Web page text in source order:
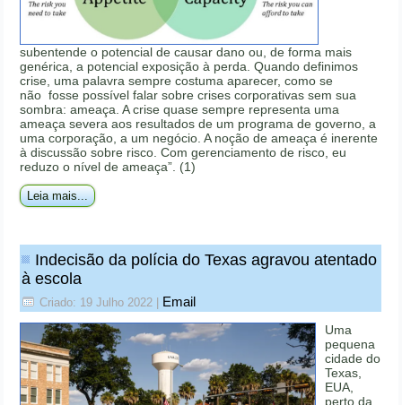
subentende o potencial de causar dano ou, de forma mais
genérica, a potencial exposição à perda. Quando definimos
crise, uma palavra sempre costuma aparecer, como se
não fosse possível falar sobre crises corporativas sem sua
sombra: ameaça. A crise quase sempre representa uma
ameaça severa aos resultados de um programa de governo, a
uma corporação, a um negócio. A noção de ameaça é inerente
à discussão sobre risco. Com gerenciamento de risco, eu
reduzo o nível de ameaça”. (1)
Leia mais...
Indecisão da polícia do Texas agravou atentado
à escola
Criado: 19 Julho 2022 Email
Uma
pequena
cidade do
Texas,
EUA,
perto da